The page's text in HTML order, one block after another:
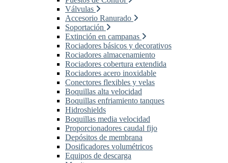
Válvulas
Accesorio Ranurado
Soportación
Extinción en campanas
Rociadores básicos y decorativos
Rociadores almacenamiento
Rociadores cobertura extendida
Rociadores acero inoxidable
Conectores flexibles y velas
Boquillas alta velocidad
Boquillas enfriamiento tanques
Hidroshields
Boquillas media velocidad
Proporcionadores caudal fijo
Depósitos de membrana
Dosificadores volumétricos
Equipos de descarga